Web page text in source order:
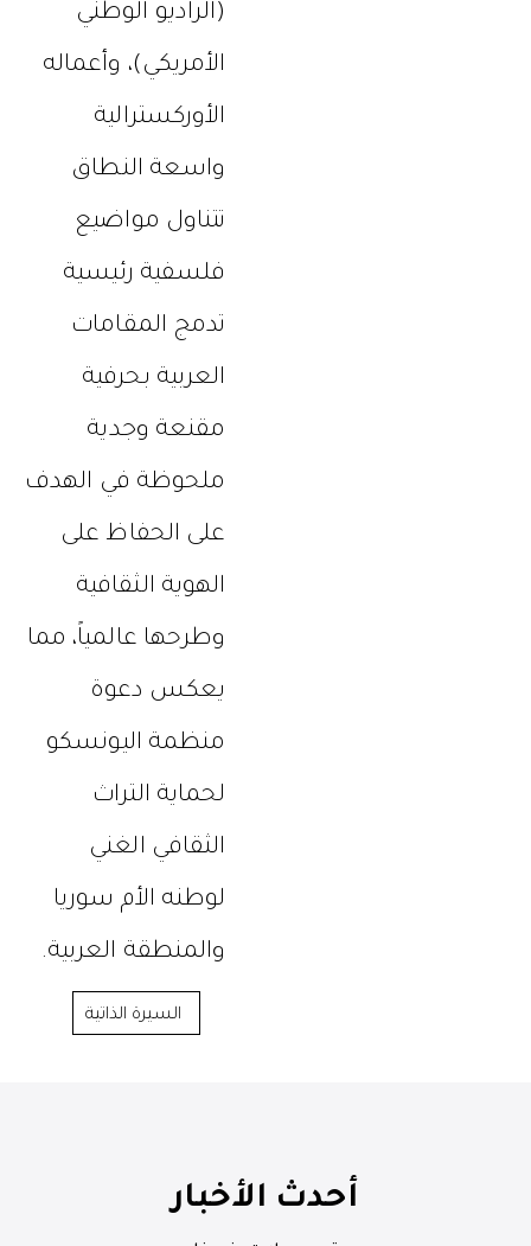
(الراديو الوطني
الأمريكي)، وأعماله
الأوركسترالية
واسعة النطاق
تتناول مواضيع
فلسفية رئيسية
تدمج المقامات
العربية بحرفية
مقنعة وجدية
ملحوظة في الهدف
على الحفاظ على
الهوية الثقافية
وطرحها عالمياً، مما
يعكس دعوة
منظمة اليونسكو
لحماية التراث
الثقافي الغني
لوطنه الأم سوريا
والمنطقة العربية.
السيرة الذاتية
أحدث الأخبار